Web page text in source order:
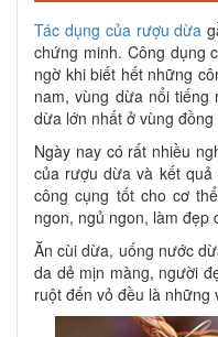
Tác dụng của rượu dừa
chứng minh. Công dụng
ngờ khi biết hết những
nam, vùng dừa nổi
dừa lớn nhất ở vùng
Ngày nay có rất nhiều
của rượu dừa và kết
công cụng tốt cho cơ
ngon, ngủ ngon, làm đẹp
Ăn cùi dừa, uống nước
da dẻ mịn màng, người
ruột đến vỏ đều là những